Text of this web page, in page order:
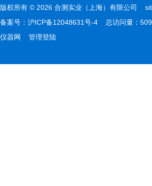
版权所有 © 2026 合测实业（上海）有限公司
备案号： 沪ICP备12048631号-4 总访问量：
仪器网
管理登陆